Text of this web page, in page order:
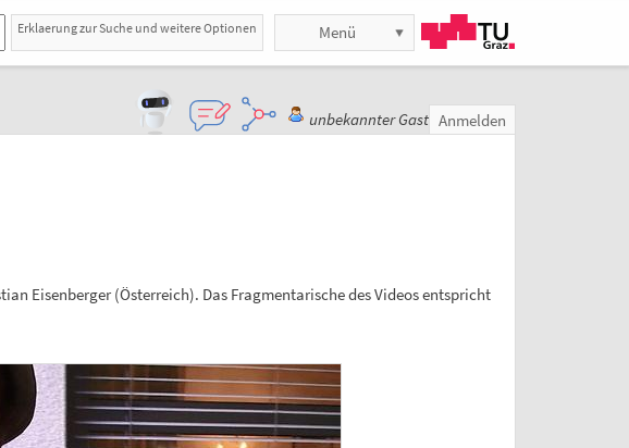
Erklaerung zur Suche und weitere Optionen Menü
unbekannter Gast Anmelden
Eisenberger (Österreich). Das Fragmentarische des Videos entspricht